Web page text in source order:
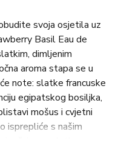
svoja osjetila uz
Basil Eau de
dimljenim
aroma stapa se u
note: slatke francuske
egipatskog bosiljka,
mošus i cvjetni
isprepliće s našim
čajem – slatko,